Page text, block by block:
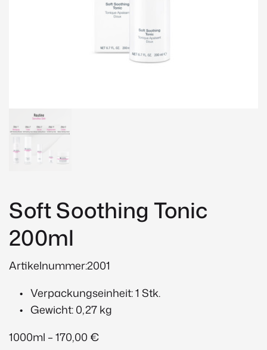
Soft Soothing Tonic
200ml
Artikelnummer:2001
Verpackungseinheit: 1 Stk.
Gewicht: 0,27 kg
1000ml – 170,00 €